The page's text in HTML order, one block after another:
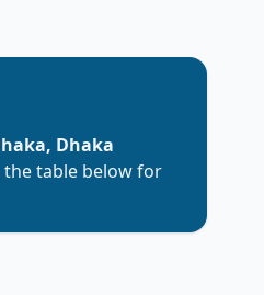
Dhaka
the table below for